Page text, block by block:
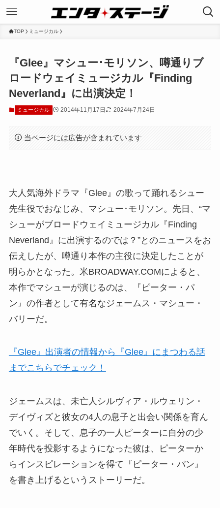
TOP ミュージカル
『Glee』マシュー･モリソン、噂通りブ
ロードウェイミュージカル『Finding
Neverland』に出演決定！
ミュージカル 2014年11月17日 2024年7月24日
当ページには広告が含まれています
大人気海外ドラマ『Glee』の歌って踊れるシュー
先生役でおなじみ、マシュー･モリソン。先日、“マ
シューがブロードウェイミュージカル『Finding
Neverland』に出演するのでは？”とのニュースをお
伝えしたが、噂通り本作の主役に決定したことが
明らかとなった。米BROADWAY.COMによると、
本作でマシューが演じるのは、『ピーター・パ
ン』の作者として有名なジェームス・マシュー・
バリーだ。
『Glee』出演者の情報から『Glee』にまつわる話
までこちらでチェック！
ジェームスは、未亡人シルヴィア・ルウェリン・
デイヴィズと彼女の4人の息子と出会い関係を育ん
でいく。そして、息子の一人ピーターに自分の少
年時代を投影するようになった彼は、ピーターか
らインスピレーションを得て『ピーター・パン』
を書き上げるというストーリーだ。